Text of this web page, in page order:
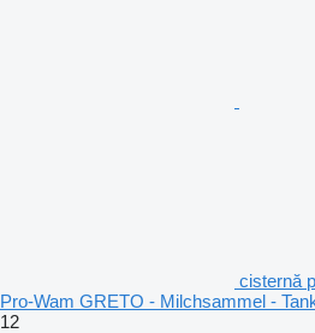
cisternă
Pro-Wam GRETO - Milchsammel -
12